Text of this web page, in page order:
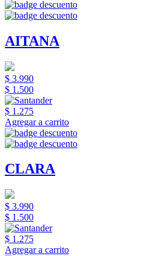
AITANA
$ 3.990
$ 1.500
$ 1.275
Agregar a carrito
CLARA
$ 3.990
$ 1.500
$ 1.275
Agregar a carrito